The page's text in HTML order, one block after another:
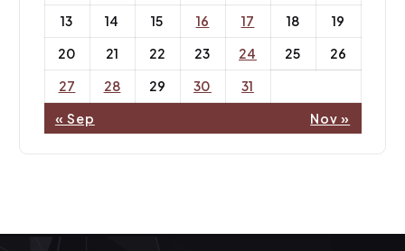
13
14 15 16 17 18
19
20
21 22 23 24 25
26
27
28 29 30 31
« Sep Nov »